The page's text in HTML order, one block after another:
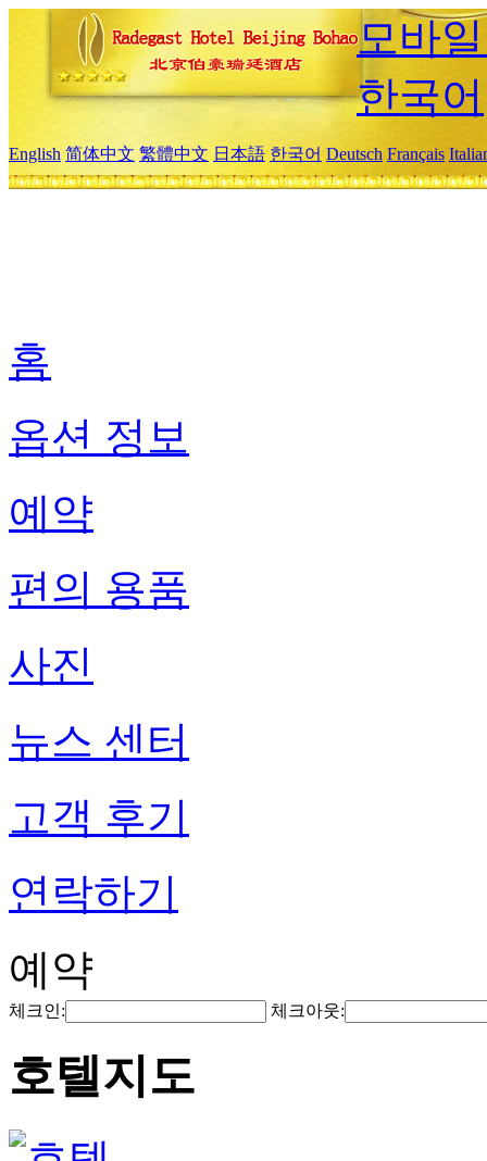
모바
한국어
English 简体中文 繁體中文 日本語 한국어 Deutsch Français
홈
옵션 정보
예약
편의 용품
사진
뉴스 센터
고객 후기
연락하기
예약
체크인: 체크아웃:
호텔지도